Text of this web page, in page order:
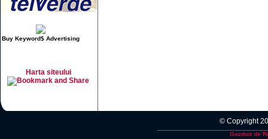
Buy Keyword$ Advertising
Harta siteului
© Copyright
Gazduit de